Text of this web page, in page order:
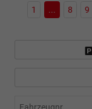
1 ... 8 9
Fahrzeugnr.